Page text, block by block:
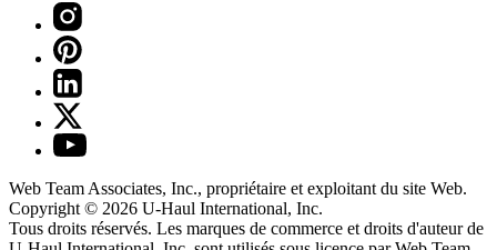
Web Team Associates, Inc., propriétaire et exploitant du site Web.
Copyright © 2026 U-Haul International, Inc.
Tous droits réservés. Les marques de commerce et droits d'auteur de